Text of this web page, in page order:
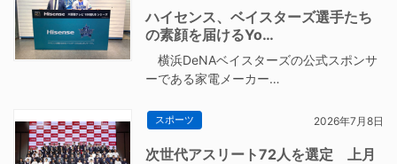
ハイセンス、ベイスターズ選手たち
の素顔を届けるYo…
横浜DeNAベイスターズの公式スポンサ
ーである家電メーカー…
スポーツ 2026年7月8日
次世代アスリート72人を選定 上月